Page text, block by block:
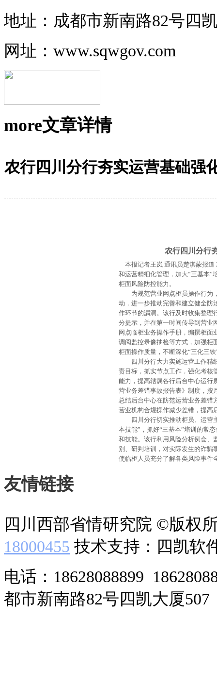
地址：成都市新南路82号四
网址：www.sqwgov.com
more文章详情
农行四川分行夯实运营基础强
农行四川分行
本报记者王岚 通讯员楚淇蒙报道
和运营精细化管理，加大“三基本”
柜面风险防控能力。
为规范营业网点柜员操作行为
动，进一步推动完善和建立健全防
作环节的漏洞。该行及时收集整理
分提示，并在第一时间传导到营业
网点临柜业务操作手册，编撰柜面
调阅监控录像抽检等方式，加强柜
柜面操作质量，不断深化“三化三铁
四川分行大力实施运营工作精细
责目标，抓实节点工作，强化考核
能力，提高辖属各行后台中心运行
营业务差错事故报告表》制度，按
总结后台中心在防范运营业务差错
营业机构合规操作减少差错，提高
四川分行切实推动柜员、运营主
本技能”，抓好“三基本”培训的常
和技能。该行利用风险分析例会、
别、研判培训，对实际发生的诈骗
使临柜人员充分了解各类风险事件
友情链接
四川西部省情研究院 ©版权
18000455 技术支持：四凯软
电话：18628088899
都市新南路82号四凯大厦507